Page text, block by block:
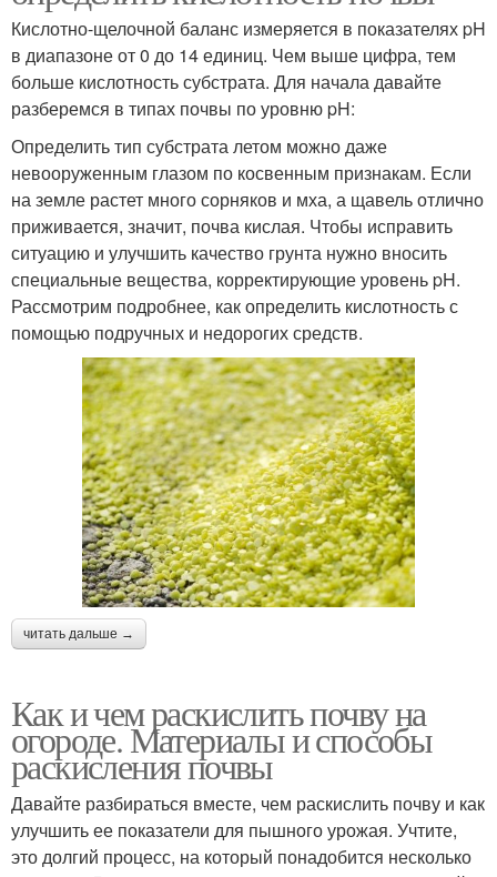
Кислотно-щелочной баланс измеряется в показателях pH
в диапазоне от 0 до 14 единиц. Чем выше цифра, тем
больше кислотность субстрата. Для начала давайте
разберемся в типах почвы по уровню pH:
Определить тип субстрата летом можно даже
невооруженным глазом по косвенным признакам. Если
на земле растет много сорняков и мха, а щавель отлично
приживается, значит, почва кислая. Чтобы исправить
ситуацию и улучшить качество грунта нужно вносить
специальные вещества, корректирующие уровень pH.
Рассмотрим подробнее, как определить кислотность с
помощью подручных и недорогих средств.
читать дальше →
Как и чем раскислить почву на
огороде. Материалы и способы
раскисления почвы
Давайте разбираться вместе, чем раскислить почву и как
улучшить ее показатели для пышного урожая. Учтите,
это долгий процесс, на который понадобится несколько